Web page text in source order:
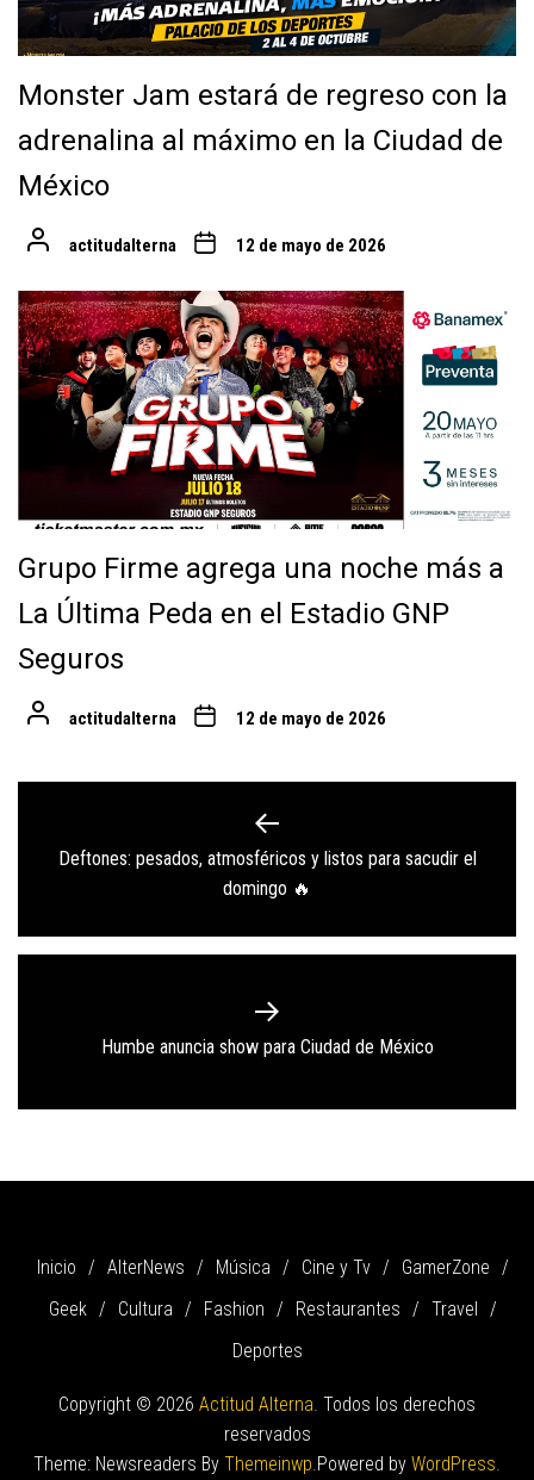
Monster Jam estará de regreso con la
adrenalina al máximo en la Ciudad de
México
actitudalterna 12 de mayo de 2026
Grupo Firme agrega una noche más a
La Última Peda en el Estadio GNP
Seguros
actitudalterna 12 de mayo de 2026
Previous
post:
Deftones: pesados, atmosféricos y listos para sacudir el
domingo 🔥
Next
Humbe anuncia show para Ciudad de México
Inicio AlterNews Música Cine y Tv
GamerZone
Geek
Cultura Fashion Restaurantes
Travel
Deportes
Copyright © 2026 Actitud Alterna. Todos los derechos
reservados
Theme: Newsreaders By Themeinwp.Powered by WordPress.